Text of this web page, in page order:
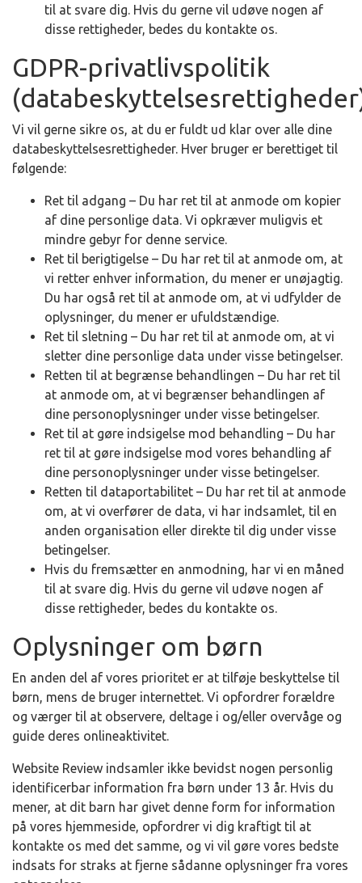
til at svare dig. Hvis du gerne vil udøve nogen af
disse rettigheder, bedes du kontakte os.
GDPR-privatlivspolitik
Vi vil gerne sikre os, at du er fuldt ud klar over alle dine
databeskyttelsesrettigheder. Hver bruger er berettiget til
følgende:
Ret til adgang – Du har ret til at anmode om kopier
af dine personlige data. Vi opkræver muligvis et
mindre gebyr for denne service.
Ret til berigtigelse – Du har ret til at anmode om, at
vi retter enhver information, du mener er unøjagtig.
Du har også ret til at anmode om, at vi udfylder de
oplysninger, du mener er ufuldstændige.
Ret til sletning – Du har ret til at anmode om, at vi
sletter dine personlige data under visse betingelser.
Retten til at begrænse behandlingen – Du har ret til
at anmode om, at vi begrænser behandlingen af
dine personoplysninger under visse betingelser.
Ret til at gøre indsigelse mod behandling – Du har
ret til at gøre indsigelse mod vores behandling af
dine personoplysninger under visse betingelser.
Retten til dataportabilitet – Du har ret til at anmode
om, at vi overfører de data, vi har indsamlet, til en
anden organisation eller direkte til dig under visse
betingelser.
Hvis du fremsætter en anmodning, har vi en måned
til at svare dig. Hvis du gerne vil udøve nogen af
disse rettigheder, bedes du kontakte os.
Oplysninger om børn
En anden del af vores prioritet er at tilføje beskyttelse til
børn, mens de bruger internettet. Vi opfordrer forældre
og værger til at observere, deltage i og/eller overvåge og
guide deres onlineaktivitet.
Website Review indsamler ikke bevidst nogen personlig
identificerbar information fra børn under 13 år. Hvis du
mener, at dit barn har givet denne form for information
på vores hjemmeside, opfordrer vi dig kraftigt til at
kontakte os med det samme, og vi vil gøre vores bedste
indsats for straks at fjerne sådanne oplysninger fra vores